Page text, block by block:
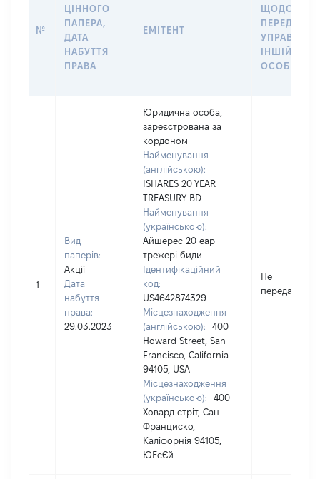
№
ЦІННОГО
ПАПЕРА,
ДАТА
НАБУТТЯ
ПРАВА
ЕМІТЕНТ
ЩОДО
ПЕРЕДАЧІ В
ІНШІЙ
ОСОБІ
1
Вид
паперів:
Акції
Дата
набуття
права:
29.03.2023
Юридична особа,
зареєстрована за
кордоном
Найменування
(англійською):
ISHARES 20 YEAR
TREASURY BD
Найменування
(українською):
Айшерес 20 еар
трежері биди
Ідентифікаційний
код:
US4642874329
Місцезнаходження
(англійською):
400
Howard Street, San
Francisco, California
94105, USA
Місцезнаходження
(українською):
400
Ховард стріт, Сан
Франциско,
Каліфорнія 94105,
ЮЕсЄй
Не
передано